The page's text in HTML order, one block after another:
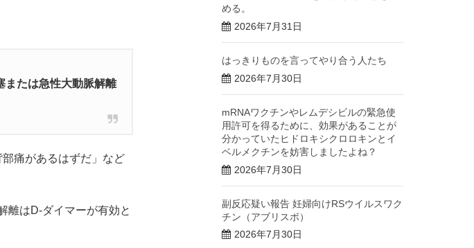
または急性大動脈解離
痛があるはずだ」など
離はD-ダイマーが有効と
める。
2026年7月31日
はっきりものを言ってやり合う人たち
2026年7月30日
mRNAワクチンやレムデシビルの緊急使
用許可を得るために、効果があることが
分かっていたヒドロキシクロロキンとイ
ベルメクチンを妨害しましたよね？
2026年7月30日
副反応疑い報告 妊婦向けRSウイルスワク
チン（アブリスボ）
2026年7月30日